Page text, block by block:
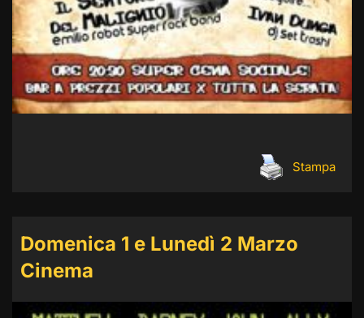
Stampa
Domenica 1 e Lunedì 2 Marzo
Cinema